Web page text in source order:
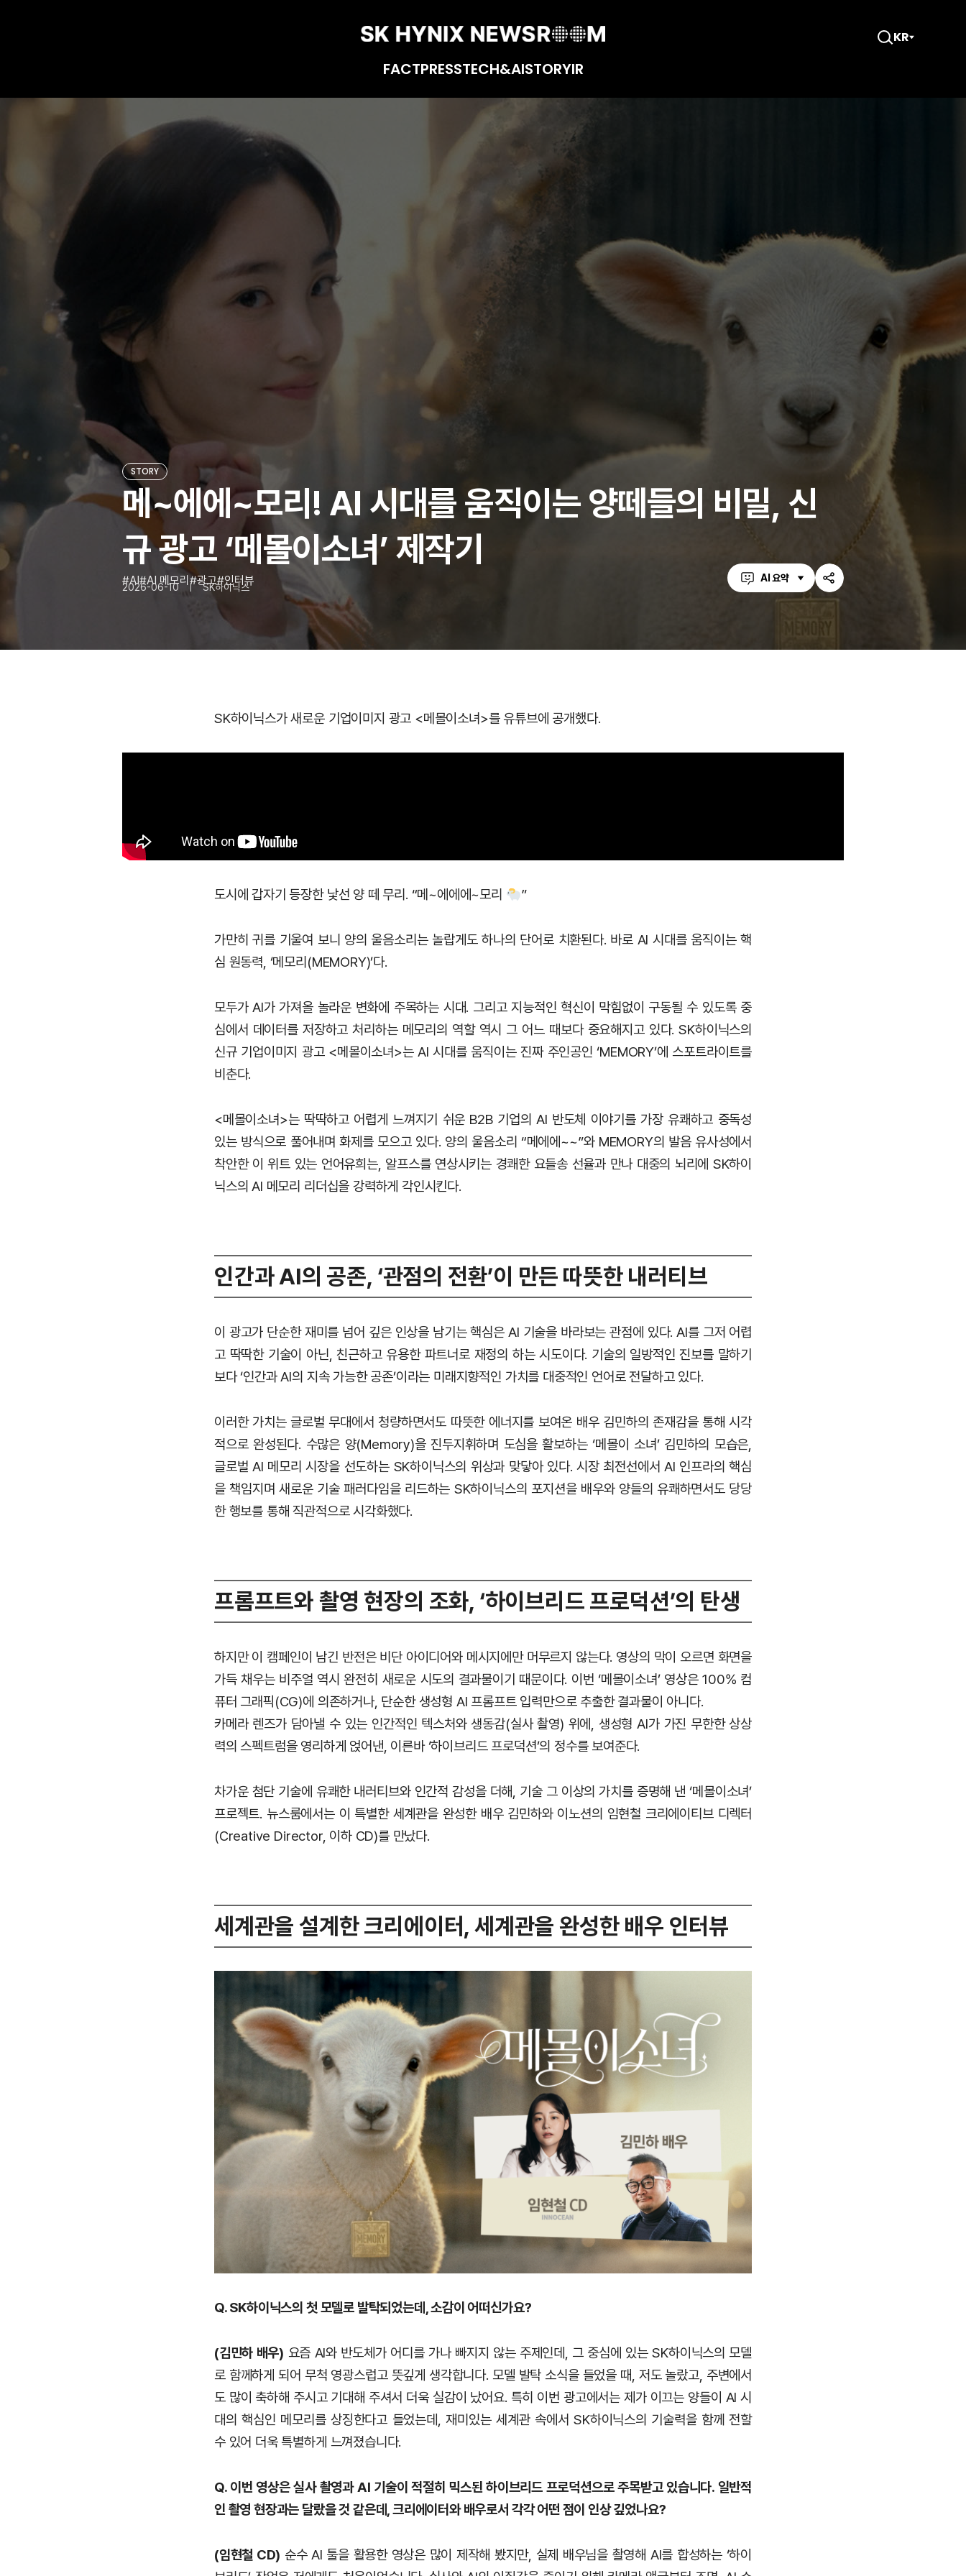
FACTPRESSTECH&AISTORYIR
검
KR
STORY
메~에에~모리! AI 시대를 움직이는 양떼들의 비밀, 신
규 광고 ‘메몰이소녀’ 제작기
AI AI 메모리 광고 인터뷰
2026-06-10 SK하이닉스
AI 요약
공
유
하
메~에에~모리! AI 시대를 움직이는 양떼들의 비밀, 신규 광고 ‘메몰이소녀’ 제작기
SK하이닉스가 새로운 기업이미지 광고 <메몰이소녀>를 유튜브에 공개했다.
도시에 갑자기 등장한 낯선 양 떼 무리. “메~에에에~모리 ”
가만히 귀를 기울여 보니 양의 울음소리는 놀랍게도 하나의 단어로 치환된다. 바로 AI 시대를 움직이는 핵
심 원동력, ‘메모리(MEMORY)’다.
모두가 AI가 가져올 놀라운 변화에 주목하는 시대. 그리고 지능적인 혁신이 막힘없이 구동될 수 있도록 중
심에서 데이터를 저장하고 처리하는 메모리의 역할 역시 그 어느 때보다 중요해지고 있다. SK하이닉스의
신규 기업이미지 광고 <메몰이소녀>는 AI 시대를 움직이는 진짜 주인공인 ‘MEMORY’에 스포트라이트를
비춘다.
<메몰이소녀>는 딱딱하고 어렵게 느껴지기 쉬운 B2B 기업의 AI 반도체 이야기를 가장 유쾌하고 중독성
있는 방식으로 풀어내며 화제를 모으고 있다. 양의 울음소리 “메에에~~”와 MEMORY의 발음 유사성에서
착안한 이 위트 있는 언어유희는, 알프스를 연상시키는 경쾌한 요들송 선율과 만나 대중의 뇌리에 SK하이
닉스의 AI 메모리 리더십을 강력하게 각인시킨다.
인간과 AI의 공존, ‘관점의 전환’이 만든 따뜻한 내러티브
이 광고가 단순한 재미를 넘어 깊은 인상을 남기는 핵심은 AI 기술을 바라보는 관점에 있다. AI를 그저 어렵
고 딱딱한 기술이 아닌, 친근하고 유용한 파트너로 재정의 하는 시도이다. 기술의 일방적인 진보를 말하기
보다 ‘인간과 AI의 지속 가능한 공존’이라는 미래지향적인 가치를 대중적인 언어로 전달하고 있다.
이러한 가치는 글로벌 무대에서 청량하면서도 따뜻한 에너지를 보여온 배우 김민하의 존재감을 통해 시각
적으로 완성된다. 수많은 양(Memory)을 진두지휘하며 도심을 활보하는 ‘메몰이 소녀’ 김민하의 모습은,
글로벌 AI 메모리 시장을 선도하는 SK하이닉스의 위상과 맞닿아 있다. 시장 최전선에서 AI 인프라의 핵심
을 책임지며 새로운 기술 패러다임을 리드하는 SK하이닉스의 포지션을 배우와 양들의 유쾌하면서도 당당
한 행보를 통해 직관적으로 시각화했다.
프롬프트와 촬영 현장의 조화, ‘하이브리드 프로덕션’의 탄생
하지만 이 캠페인이 남긴 반전은 비단 아이디어와 메시지에만 머무르지 않는다. 영상의 막이 오르면 화면을
가득 채우는 비주얼 역시 완전히 새로운 시도의 결과물이기 때문이다. 이번 ‘메몰이소녀’ 영상은 100% 컴
퓨터 그래픽(CG)에 의존하거나, 단순한 생성형 AI 프롬프트 입력만으로 추출한 결과물이 아니다.
카메라 렌즈가 담아낼 수 있는 인간적인 텍스처와 생동감(실사 촬영) 위에, 생성형 AI가 가진 무한한 상상
력의 스펙트럼을 영리하게 얹어낸, 이른바 ‘하이브리드 프로덕션’의 정수를 보여준다.
차가운 첨단 기술에 유쾌한 내러티브와 인간적 감성을 더해, 기술 그 이상의 가치를 증명해 낸 ‘메몰이소녀’
프로젝트. 뉴스룸에서는 이 특별한 세계관을 완성한 배우 김민하와 이노션의 임현철 크리에이티브 디렉터
(Creative Director, 이하 CD)를 만났다.
세계관을 설계한 크리에이터, 세계관을 완성한 배우 인터뷰
Q. SK하이닉스의 첫 모델로 발탁되었는데, 소감이 어떠신가요?
(김민하 배우) 요즘 AI와 반도체가 어디를 가나 빠지지 않는 주제인데, 그 중심에 있는 SK하이닉스의 모델
로 함께하게 되어 무척 영광스럽고 뜻깊게 생각합니다. 모델 발탁 소식을 들었을 때, 저도 놀랐고, 주변에서
도 많이 축하해 주시고 기대해 주셔서 더욱 실감이 났어요. 특히 이번 광고에서는 제가 이끄는 양들이 AI 시
대의 핵심인 메모리를 상징한다고 들었는데, 재미있는 세계관 속에서 SK하이닉스의 기술력을 함께 전할
수 있어 더욱 특별하게 느껴졌습니다.
Q. 이번 영상은 실사 촬영과 AI 기술이 적절히 믹스된 하이브리드 프로덕션으로 주목받고 있습니다. 일반적
인 촬영 현장과는 달랐을 것 같은데, 크리에이터와 배우로서 각각 어떤 점이 인상 깊었나요?
(임현철 CD) 순수 AI 툴을 활용한 영상은 많이 제작해 봤지만, 실제 배우님을 촬영해 AI를 합성하는 ‘하이